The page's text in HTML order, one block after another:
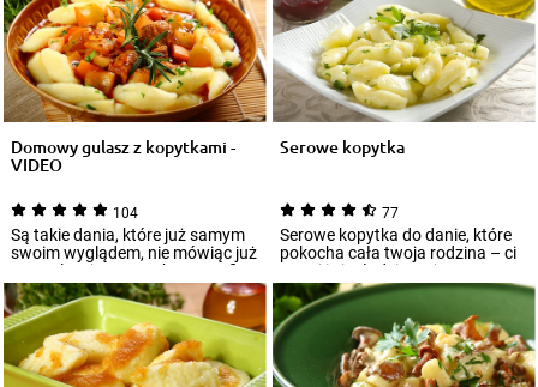
Domowy gulasz z kopytkami -
VIDEO
104
Są takie dania, które już samym
swoim wyglądem, nie mówiąc już
o rewelacyjnym smaku, potrafią
prz...
Serowe kopytka
77
Serowe kopytka do danie, które
pokocha cała twoja rodzina – ci
starsi i ci młodsi. Możesz
przygot...